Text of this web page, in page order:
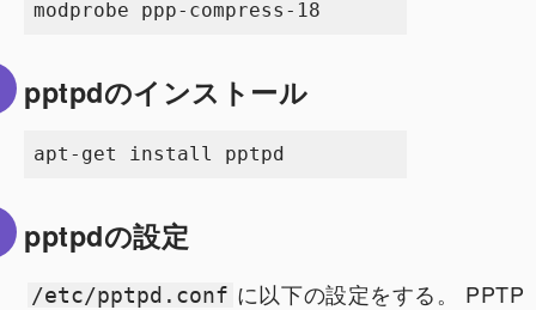
pptpdのインストール
pptpdの設定
/etc/pptpd.conf に以下の設定をする。 PPTP